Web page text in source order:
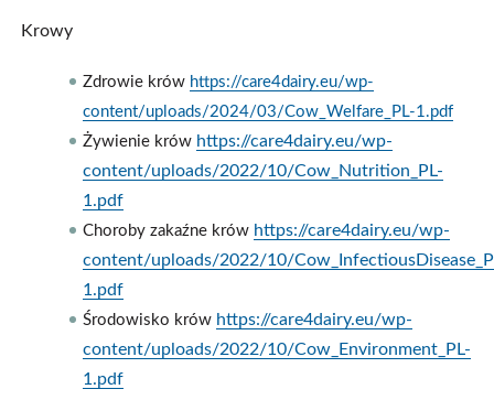
Krowy
Zdrowie krów https://care4dairy.eu/wp-
content/uploads/2024/03/Cow_Welfare_PL-1.pdf
Żywienie krów https://care4dairy.eu/wp-
content/uploads/2022/10/Cow_Nutrition_PL-
1.pdf
Choroby zakaźne krów https://care4dairy.eu/wp-
content/uploads/2022/10/
1.pdf
Środowisko krów https://care4dairy.eu/wp-
content/uploads/2022/10/Cow_Environment_PL-
1.pdf